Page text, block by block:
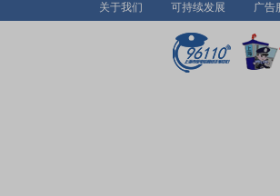
关于我们 可持续发展 广告